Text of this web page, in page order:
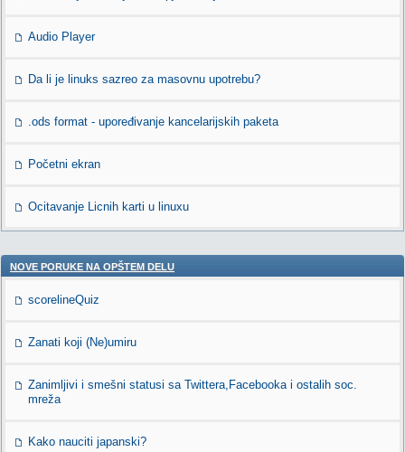
Audio Player
Da li je linuks sazreo za masovnu upotrebu?
.ods format - upoređivanje kancelarijskih paketa
Početni ekran
Ocitavanje Licnih karti u linuxu
NOVE PORUKE NA OPŠTEM DELU
scorelineQuiz
Zanati koji (Ne)umiru
Zanimljivi i smešni statusi sa Twittera,Facebooka i ostalih soc.
mreža
Kako nauciti japanski?